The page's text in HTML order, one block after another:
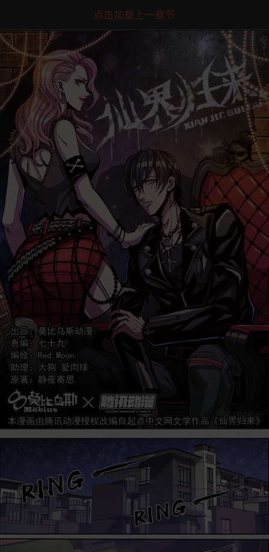
点击加载上一章节